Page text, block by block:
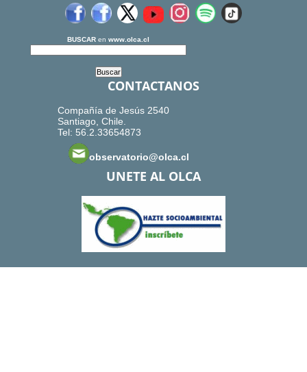
BUSCAR en www.olca.cl
CONTACTANOS
Compañía de Jesús 2540
Santiago, Chile.
Tel: 56.2.33654873
observatorio@olca.cl
UNETE AL OLCA